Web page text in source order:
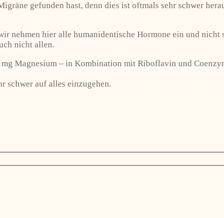
gefunden hast, denn dies ist oftmals sehr schwer
nehmen hier alle humanidentische Hormone ein und nicht
nicht allen.
Magnesium – in Kombination mit Riboflavin und
schwer auf alles einzugehen.